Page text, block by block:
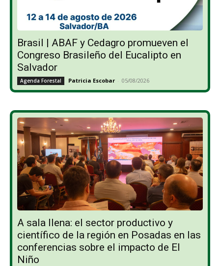
Brasil | ABAF y Cedagro promueven el
Congreso Brasileño del Eucalipto en
Salvador
Agenda Forestal Patricia Escobar - 05/08/2026
A sala llena: el sector productivo y
científico de la región en Posadas en las
conferencias sobre el impacto de El
Niño